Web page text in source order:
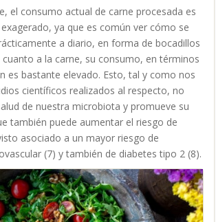
el consumo actual de carne procesada es
ya que es común ver cómo se
a diario, en forma de bocadillos
cuanto a la carne, su consumo, en términos
es bastante elevado. Esto, tal y como nos
científicos realizados al respecto, no
de nuestra microbiota y promueve su
también puede aumentar el riesgo de
asociado a un mayor riesgo de
(7) y también de diabetes tipo 2 (8).